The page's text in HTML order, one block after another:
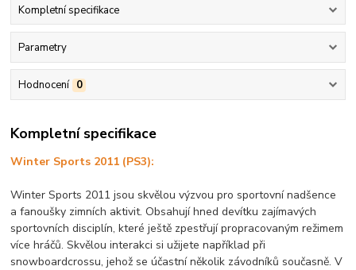
Kompletní specifikace
Parametry
Hodnocení 0
Kompletní specifikace
Winter Sports 2011 (PS3):
Winter Sports 2011 jsou skvělou výzvou pro sportovní nadšence
a fanoušky zimních aktivit. Obsahují hned devítku zajímavých
sportovních disciplín, které ještě zpestřují propracovaným režimem
více hráčů. Skvělou interakci si užijete například při
snowboardcrossu, jehož se účastní několik závodníků současně. V